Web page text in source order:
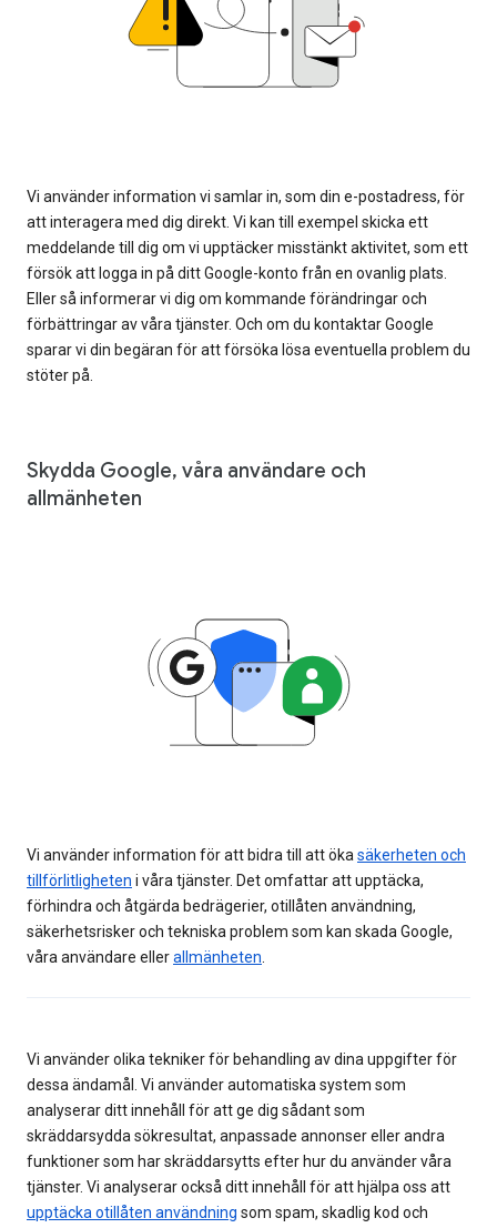
Vi använder information vi samlar in, som din e-postadress, för
att interagera med dig direkt. Vi kan till exempel skicka ett
meddelande till dig om vi upptäcker misstänkt aktivitet, som ett
försök att logga in på ditt Google-konto från en ovanlig plats.
Eller så informerar vi dig om kommande förändringar och
förbättringar av våra tjänster. Och om du kontaktar Google
sparar vi din begäran för att försöka lösa eventuella problem du
stöter på.
Skydda Google, våra användare och
allmänheten
Vi använder information för att bidra till att öka säkerheten och
tillförlitligheten i våra tjänster. Det omfattar att upptäcka,
förhindra och åtgärda bedrägerier, otillåten användning,
säkerhetsrisker och tekniska problem som kan skada Google,
våra användare ellerallmänheten
Vi använder olika tekniker för behandling av dina uppgifter för
dessa ändamål. Vi använder automatiska system som
analyserar ditt innehåll för att ge dig sådant som
skräddarsydda sökresultat, anpassade annonser eller andra
funktioner som har skräddarsytts efter hur du använder våra
tjänster. Vi analyserar också ditt innehåll för att hjälpa oss att
upptäcka otillåten användning som spam, skadlig kod och